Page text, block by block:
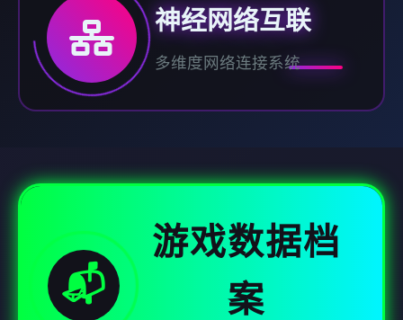
神经网络互联
多维度网络连接系统
📬
游戏数据档
案